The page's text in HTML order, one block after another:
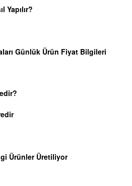
Yapılır?
Günlük Ürün Fiyat Bilgileri
Ürünler Üretiliyor